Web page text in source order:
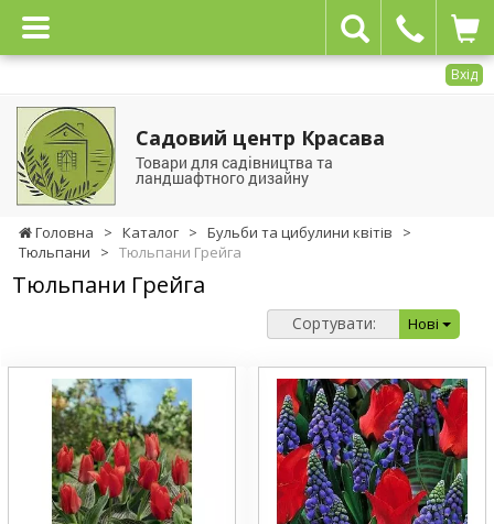
Вхід
Садовий центр Красава
Товари для садівництва та
ландшафтного дизайну
Головна > Каталог > Бульби та цибулини квітів
>
Тюльпани
> Тюльпани Грейга
Тюльпани Грейга
Сортувати: Нові